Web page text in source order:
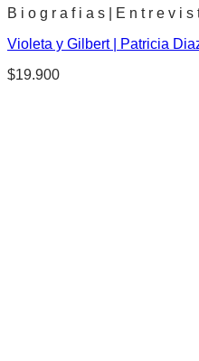
B i o g r a f i a s | E n t r e v i s
Violeta y Gilbert | Patricia
$19.900